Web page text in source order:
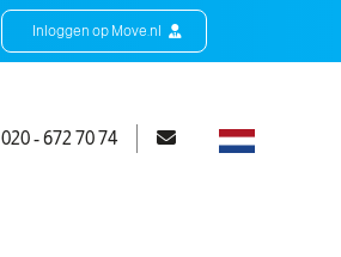
Inloggen op Move.nl
020 - 672 70 74